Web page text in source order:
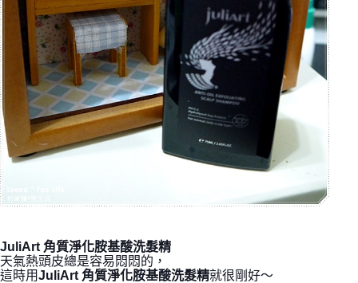
JuliArt 角質淨化胺基酸洗髮精
天氣熱頭皮總是容易悶悶的，
這時用JuliArt 角質淨化胺基酸洗髮精就很剛好～